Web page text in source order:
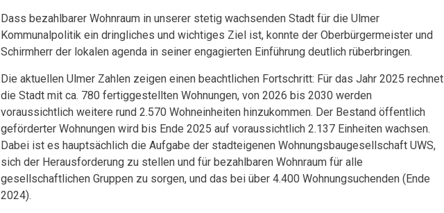
Dass bezahlbarer Wohnraum in unserer stetig wachsenden Stadt für die Ulmer
Kommunalpolitik ein dringliches und wichtiges Ziel ist, konnte der Oberbürgermeister und
Schirmherr der lokalen agenda in seiner engagierten Einführung deutlich rüberbringen.
Die aktuellen Ulmer Zahlen zeigen einen beachtlichen Fortschritt: Für das Jahr 2025 rechnet
die Stadt mit ca. 780 fertiggestellten Wohnungen, von 2026 bis 2030 werden
voraussichtlich weitere rund 2.570 Wohneinheiten hinzukommen. Der Bestand öffentlich
geförderter Wohnungen wird bis Ende 2025 auf voraussichtlich 2.137 Einheiten wachsen.
Dabei ist es hauptsächlich die Aufgabe der stadteigenen Wohnungsbaugesellschaft UWS,
sich der Herausforderung zu stellen und für bezahlbaren Wohnraum für alle
gesellschaftlichen Gruppen zu sorgen, und das bei über 4.400 Wohnungsuchenden (Ende
2024).